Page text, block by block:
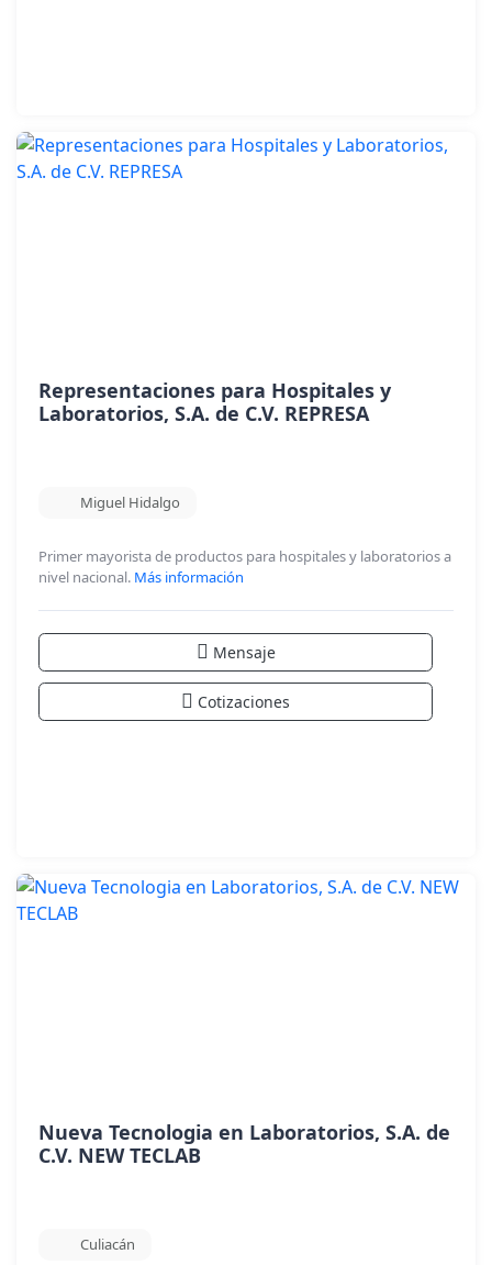
Representaciones para Hospitales y
Laboratorios, S.A. de C.V. REPRESA
Miguel Hidalgo
Primer mayorista de productos para hospitales y laboratorios a
nivel nacional. Más información
Mensaje
Cotizaciones
Nueva Tecnologia en Laboratorios, S.A. de
C.V. NEW TECLAB
Culiacán